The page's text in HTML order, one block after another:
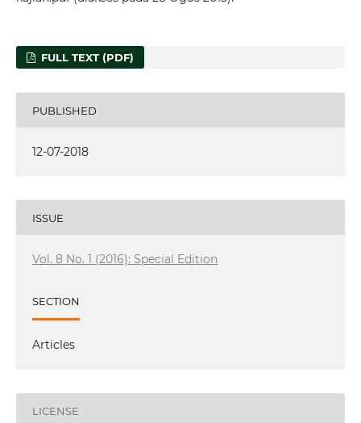
FULL TEXT (PDF)
PUBLISHED
12-07-2018
ISSUE
Vol. 8 No. 1 (2016): Special Edition
SECTION
Articles
LICENSE